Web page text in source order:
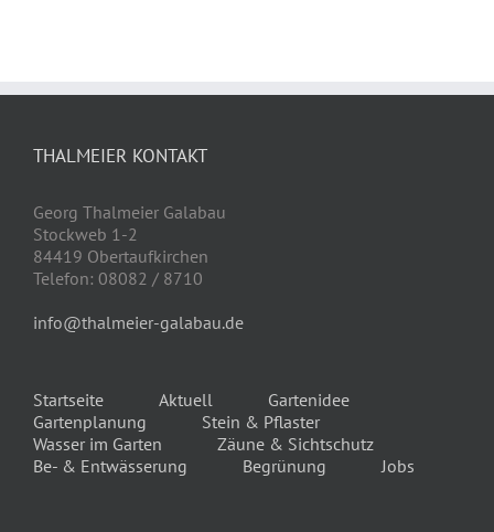
THALMEIER KONTAKT
Georg Thalmeier Galabau
Stockweb 1-2
84419 Obertaufkirchen
Telefon: 08082 / 8710
info@thalmeier-galabau.de
Startseite Aktuell
Gartenidee
Gartenplanung
Stein & Pflaster
Wasser im Garten
Zäune & Sichtschutz
Be- & Entwässerung
Begrünung Jobs